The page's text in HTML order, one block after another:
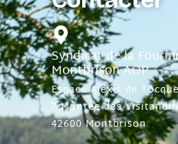
Syndicat de la
Montbrison AOP
Espace Alexis de
7 Montée des
42600 Montbrison